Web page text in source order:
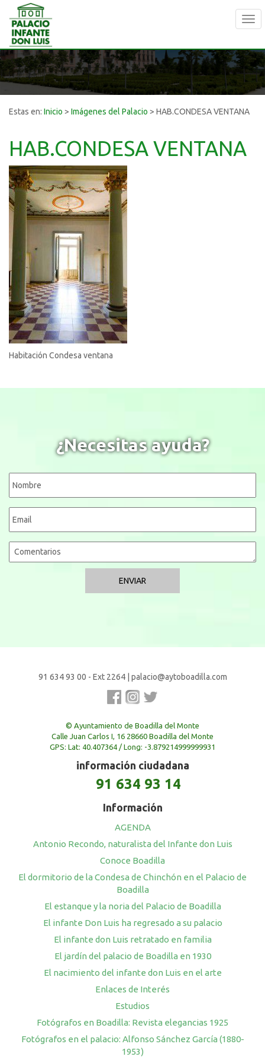
Estas en: Inicio > Imágenes del Palacio > HAB.CONDESA VENTANA
HAB.CONDESA VENTANA
Habitación Condesa ventana
¿Necesitas ayuda?
91 634 93 00 - Ext 2264| palacio@aytoboadilla.com
© Ayuntamiento de Boadilla del Monte
Calle Juan Carlos I, 16 28660 Boadilla del Monte
GPS: Lat: 40.407364 / Long: -3.879214999999931
información ciudadana
91 634 93 14
Información
AGENDA
Antonio Recondo, naturalista del Infante don Luis
Conoce Boadilla
El dormitorio de la Condesa de Chinchón en el Palacio de
Boadilla
El estanque y la noria del Palacio de Boadilla
El infante Don Luis ha regresado a su palacio
El infante don Luis retratado en familia
El jardín del palacio de Boadilla en 1930
El nacimiento del infante don Luis en el arte
Enlaces de Interés
Estudios
Fotógrafos en Boadilla: Revista elegancias 1925
Fotógrafos en el palacio: Alfonso Sánchez García (1880-
1953)